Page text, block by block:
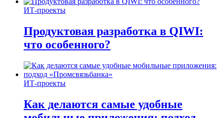
ИТ-проекты
Продуктовая разработка в QIWI:
что особенного?
ИТ-проекты
Как делаются самые удобные